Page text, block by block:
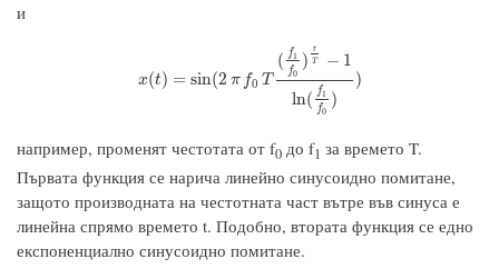
и
x(t) = sin(2 π f0 T
( f1
f0
)
t
T
− 1
ln( f1
f0
)
)
x(t)= sin (2πf0T( f1f 0)tT−1ln(f1f0))
например, променят честотата от f0 до f1 за времето T.
Първата функция се нарича линейно синусоидно помитане,
защото производната на честотната част вътре във синуса е
линейна спрямо времето t. Подобно, втората функция се едно
експоненциално синусоидно помитане.